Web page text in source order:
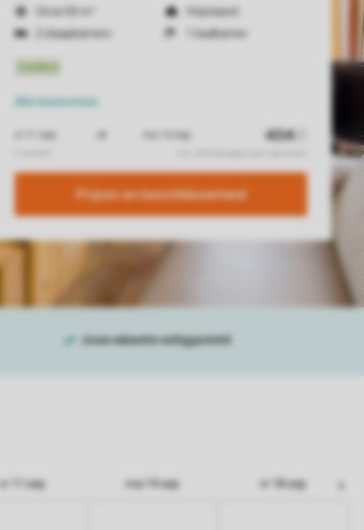
Circa 50 m²
Vrijstaand
2 slaapkamers
1 badkamer
Alle kenmerken
Prijzen en beschikbaarheid
vr 11 sep ma 14 sep vr 18 sep